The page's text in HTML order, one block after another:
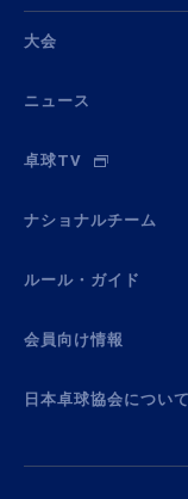
大会
ニュース
卓球TV
ナショナルチーム
ルール・ガイド
会員向け情報
日本卓球協会について